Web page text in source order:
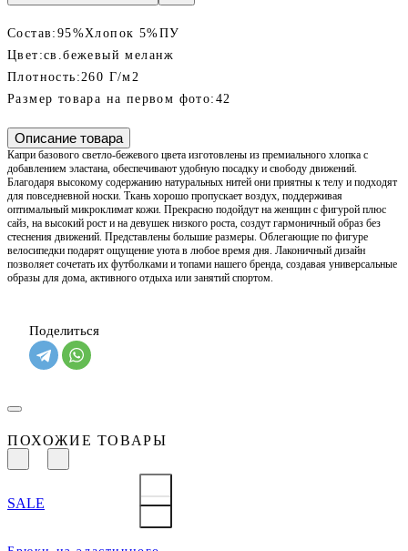
Состав: 95%Хлопок 5%ПУ
Цвет:св.бежевый меланж
Плотность:260 Г/м2
Размер товара на первом фото: 42
Описание товара
Капри базового светло-бежевого цвета изготовлены из премиального хлопка с
добавлением эластана, обеспечивают удобную посадку и свободу движений.
Благодаря высокому содержанию натуральных нитей они приятны к телу и подходят
для повседневной носки. Ткань хорошо пропускает воздух, поддерживая
оптимальный микроклимат кожи. Прекрасно подойдут на женщин с фигурой плюс
сайз, на высокий рост и на девушек низкого роста, создут гармоничный образ без
стеснения движений. Представлены большие размеры. Облегающие по фигуре
велосипедки подарят ощущение уюта в любое время дня. Лаконичный дизайн
позволяет сочетать их футболками и топами нашего бренда, создавая универсальные
образы для дома, активного отдыха или занятий спортом.
Поделиться
ПОХОЖИЕ ТОВАРЫ
SALE